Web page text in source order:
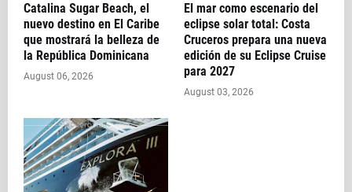
Catalina Sugar Beach, el
nuevo destino en El Caribe
que mostrará la belleza de
la República Dominicana
August 06, 2026
El mar como escenario del
eclipse solar total: Costa
Cruceros prepara una nueva
edición de su Eclipse Cruise
para 2027
August 03, 2026